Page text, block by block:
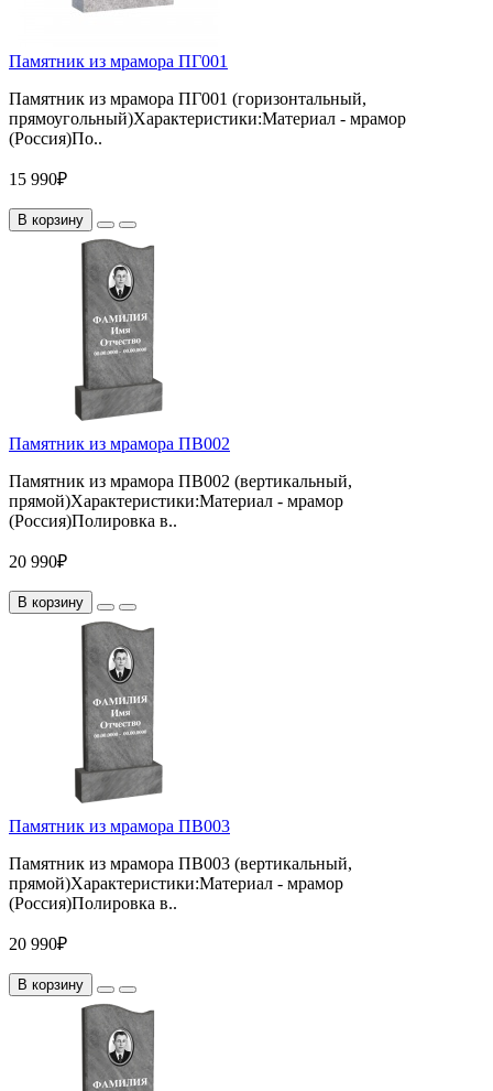
Памятник из мрамора ПГ001
Памятник из мрамора ПГ001 (горизонтальный,
прямоугольный)Характеристики:Материал - мрамор
(Россия)По..
15 990₽
В корзину
Памятник из мрамора ПВ002
Памятник из мрамора ПВ002 (вертикальный,
прямой)Характеристики:Материал - мрамор
(Россия)Полировка в..
20 990₽
В корзину
Памятник из мрамора ПВ003
Памятник из мрамора ПВ003 (вертикальный,
прямой)Характеристики:Материал - мрамор
(Россия)Полировка в..
20 990₽
В корзину